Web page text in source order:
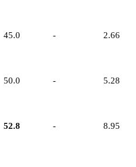
45.0 - 2.66
50.0 - 5.28
52.8 - 8.95